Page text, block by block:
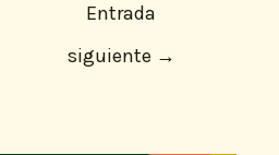
Entrada
siguiente →